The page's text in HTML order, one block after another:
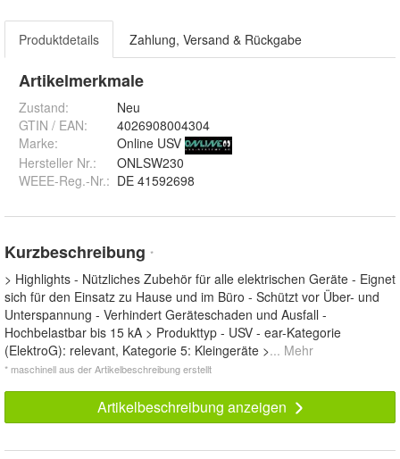
Produktdetails Zahlung, Versand & Rückgabe
Artikelmerkmale
Zustand:
Neu
GTIN / EAN:
4026908004304
Marke:
Online USV
Hersteller Nr.:
ONLSW230
WEEE-Reg.-Nr.: DE 41592698
Kurzbeschreibung *
> Highlights - Nützliches Zubehör für alle elektrischen Geräte - Eignet
sich für den Einsatz zu Hause und im Büro - Schützt vor Über- und
Unterspannung - Verhindert Geräteschaden und Ausfall -
Hochbelastbar bis 15 kA > Produkttyp - USV - ear-Kategorie
(ElektroG): relevant, Kategorie 5: Kleingeräte >... Mehr
* maschinell aus der Artikelbeschreibung erstellt
Artikelbeschreibung anzeigen